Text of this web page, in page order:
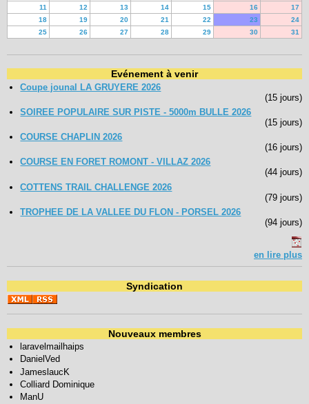
11
12 13 14 15 16
17
18
19 20 21 22 23
24
25
26 27 28 29 30 31
Evénement à venir
Coupe jounal LA GRUYERE 2026
(15 jours)
SOIREE POPULAIRE SUR PISTE - 5000m BULLE 2026
(15 jours)
COURSE CHAPLIN 2026
(16 jours)
COURSE EN FORET ROMONT - VILLAZ 2026
(44 jours)
COTTENS TRAIL CHALLENGE 2026
(79 jours)
TROPHEE DE LA VALLEE DU FLON - PORSEL 2026
(94 jours)
en lire plus
Syndication
Nouveaux membres
laravelmailhaips
DanielVed
JameslaucK
Colliard Dominique
ManU